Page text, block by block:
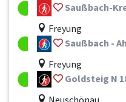
Saußbach-
Freyung
Saußbach -
Freyung
Goldsteig N